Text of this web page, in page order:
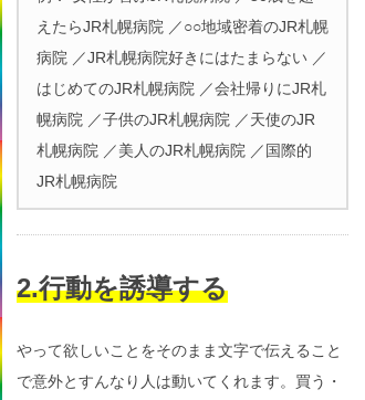
えたらJR札幌病院 ／○○地域密着のJR札幌
病院 ／JR札幌病院好きにはたまらない ／
はじめてのJR札幌病院 ／会社帰りにJR札
幌病院 ／子供のJR札幌病院 ／天使のJR
札幌病院 ／美人のJR札幌病院 ／国際的
JR札幌病院
2.行動を誘導する
やって欲しいことをそのまま文字で伝えること
で意外とすんなり人は動いてくれます。買う・